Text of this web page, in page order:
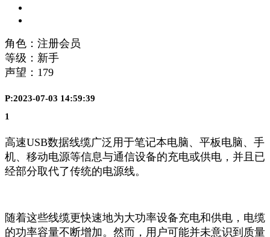
角色：注册会员
等级：新手
声望： 179
P:2023-07-03 14:59:39
1
高速USB数据线缆广泛用于笔记本电脑、平板电脑、手
机、移动电源等信息与通信设备的充电或供电，并且已
经部分取代了传统的电源线。
随着这些线缆更快速地为大功率设备充电和供电，电缆
的功率容量不断增加。然而，用户可能并未意识到质量